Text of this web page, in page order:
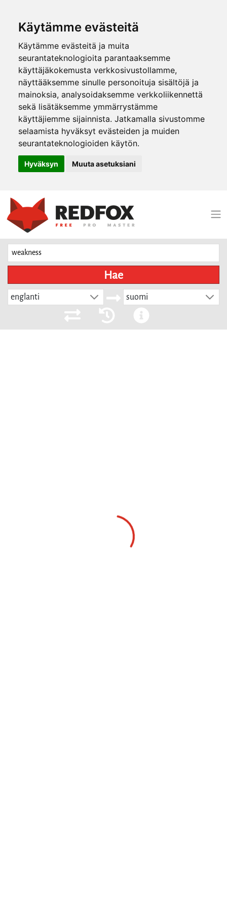
Käytämme evästeitä
Käytämme evästeitä ja muita
seurantateknologioita parantaaksemme
käyttäjäkokemusta verkkosivustollamme,
näyttääksemme sinulle personoituja sisältöjä ja
mainoksia, analysoidaksemme verkkoliikennettä
sekä lisätäksemme ymmärrystämme
käyttäjiemme sijainnista. Jatkamalla sivustomme
selaamista hyväksyt evästeiden ja muiden
seurantateknologioiden käytön.
Hyväksyn Muuta asetuksiani
Hae
englanti suomi